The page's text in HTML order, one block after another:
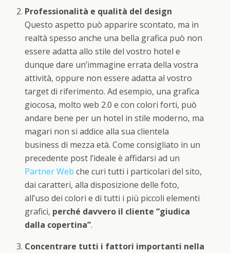
Professionalità e qualità del design
Questo aspetto può apparire scontato, ma in
realtà spesso anche una bella grafica può non
essere adatta allo stile del vostro hotel e
dunque dare un’immagine errata della vostra
attività, oppure non essere adatta al vostro
target di riferimento. Ad esempio, una grafica
giocosa, molto web 2.0 e con colori forti, può
andare bene per un hotel in stile moderno, ma
magari non si addice alla sua clientela
business di mezza età. Come consigliato in un
precedente post l’ideale è affidarsi ad un
Partner Web che curi tutti i particolari del sito,
dai caratteri, alla disposizione delle foto,
all’uso dei colori e di tutti i più piccoli elementi
grafici, perché davvero il cliente “giudica
dalla copertina”.
Concentrare tutti i fattori importanti nella